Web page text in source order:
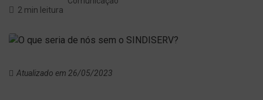
2 min leitura
Atualizado em 26/05/2023